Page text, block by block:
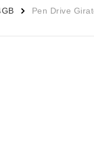
Canecas
Pen Drive